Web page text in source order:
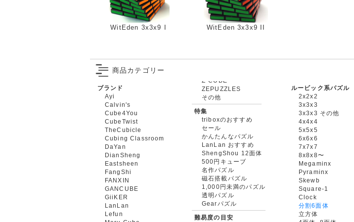
WitEden 3x3x9 I WitEden 3x3x9 II
商品カテゴリー
ブランド
Ayi
Calvin's
Cube4You
CubeTwist
TheCubicle
Cubing Classroom
DaYan
DianSheng
Eastsheen
FangShi
FANXIN
GANCUBE
GiiKER
LanLan
Lefun
ZEPUZZLES
その他
特集
triboxのおすすめ
セール
かんたんなパズル
LanLan おすすめ
ShengShou 12面体
500円キューブ
名作パズル
磁石搭載パズル
1,000円未満のパズル
透明パズル
Gearパズル
難易度の目安
ルービック系パズル
2x2x2
3x3x3
3x3x3 その他
4x4x4
5x5x5
6x6x6
7x7x7
8x8x8〜
Megaminx
Pyraminx
Skewb
Square-1
Clock
分割6面体
立方体